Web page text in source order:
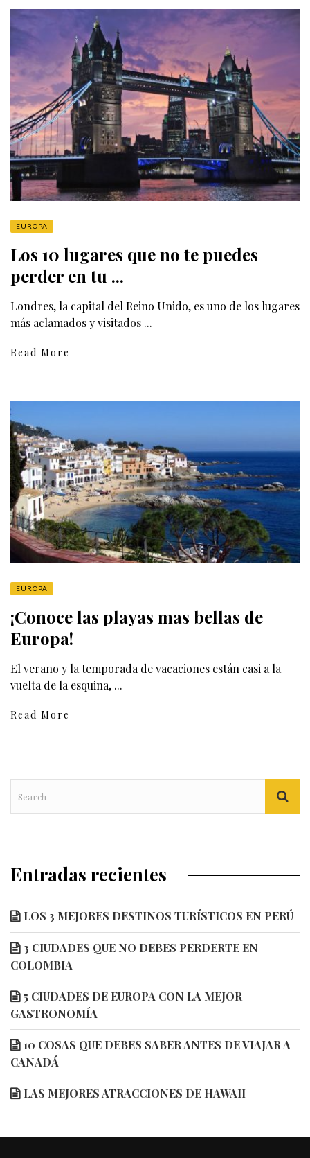
EUROPA
Los 10 lugares que no te puedes
perder en tu ...
Londres, la capital del Reino Unido, es uno de los lugares
más aclamados y visitados ...
Read More
EUROPA
¡Conoce las playas mas bellas de
Europa!
El verano y la temporada de vacaciones están casi a la
vuelta de la esquina, ...
Read More
Entradas recientes
LOS 3 MEJORES DESTINOS TURÍSTICOS EN PERÚ
3 CIUDADES QUE NO DEBES PERDERTE EN
COLOMBIA
5 CIUDADES DE EUROPA CON LA MEJOR
GASTRONOMÍA
10 COSAS QUE DEBES SABER ANTES DE VIAJAR A
CANADÁ
LAS MEJORES ATRACCIONES DE HAWAII